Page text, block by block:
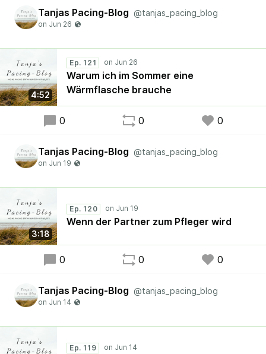
Tanjas Pacing-Blog @tanjas_pacing_blog
4:52
Ep. 121
Warum ich im Sommer eine
Wärmflasche brauche
0 0 0
Tanjas Pacing-Blog @tanjas_pacing_blog
3:18
Ep. 120
Wenn der Partner zum Pfleger wird
0 0 0
Tanjas Pacing-Blog @tanjas_pacing_blog
Ep. 119